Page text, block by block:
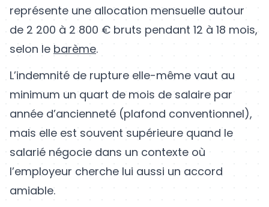
représente une allocation mensuelle autour
de 2 200 à 2 800 € bruts pendant 12 à 18 mois,
selon le barème.
L’indemnité de rupture elle-même vaut au
minimum un quart de mois de salaire par
année d’ancienneté (plafond conventionnel),
mais elle est souvent supérieure quand le
salarié négocie dans un contexte où
l’employeur cherche lui aussi un accord
amiable.